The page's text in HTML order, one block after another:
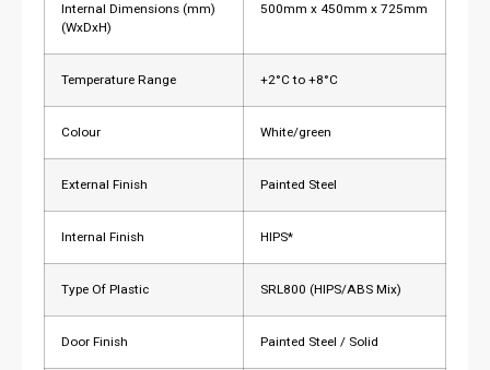
Internal Dimensions (mm)
(WxDxH)
500mm x 450mm x 725mm
Temperature Range +2°C to +8°C
Colour White/green
External Finish Painted Steel
Internal Finish HIPS*
Type Of Plastic SRL800 (HIPS/ABS Mix)
Door Finish Painted Steel / Solid